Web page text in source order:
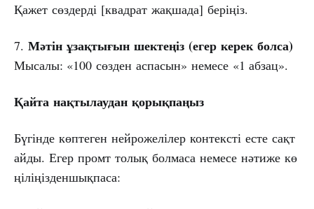
Қажет сөздерді [квадрат жақшада] беріңіз.
7. Мәтін ұзақтығын шектеңіз (егер керек болса)
Мысалы: «100 сөзден аспасын» немесе «1 абзац».
Қайта нақтылаудан қорықпаңыз
Бүгінде көптеген нейрожелілер контексті есте сақт
айды. Егер промт толық болмаса немесе нәтиже кө
ңіліңізденшықпаса: